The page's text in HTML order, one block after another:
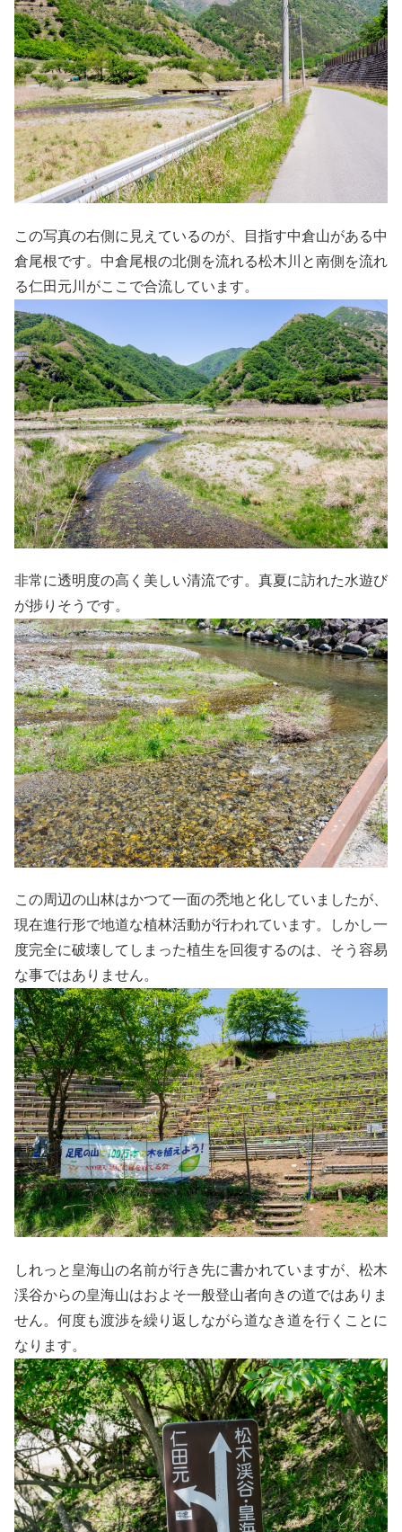
この写真の右側に見えているのが、目指す中倉山がある中
倉尾根です。中倉尾根の北側を流れる松木川と南側を流れ
る仁田元川がここで合流しています。
非常に透明度の高く美しい清流です。真夏に訪れた水遊び
が捗りそうです。
この周辺の山林はかつて一面の禿地と化していましたが、
現在進行形で地道な植林活動が行われています。しかし一
度完全に破壊してしまった植生を回復するのは、そう容易
な事ではありません。
しれっと皇海山の名前が行き先に書かれていますが、松木
渓谷からの皇海山はおよそ一般登山者向きの道ではありま
せん。何度も渡渉を繰り返しながら道なき道を行くことに
なります。